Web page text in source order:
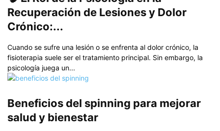
Recuperación de Lesiones y Dolor
Crónico:...
Cuando se sufre una lesión o se enfrenta al dolor crónico, la
fisioterapia suele ser el tratamiento principal. Sin embargo, la
psicología juega un...
Beneficios del spinning para mejorar
salud y bienestar